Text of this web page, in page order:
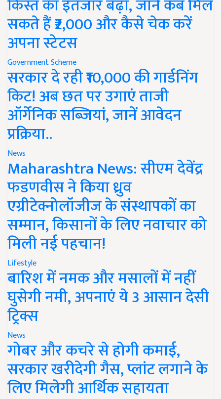
किस्त का इंतजार बढ़ा, जानें कब मिल
सकते हैं ₹2,000 और कैसे चेक करें
अपना स्टेटस
Government Scheme
सरकार दे रही ₹10,000 की गार्डनिंग
किट! अब छत पर उगाएं ताजी
ऑर्गेनिक सब्जियां, जानें आवेदन
प्रक्रिया..
News
Maharashtra News: सीएम देवेंद्र
फडणवीस ने किया ध्रुव
एग्रीटेक्नोलॉजीज के संस्थापकों का
सम्मान, किसानों के लिए नवाचार को
मिली नई पहचान!
Lifestyle
बारिश में नमक और मसालों में नहीं
घुसेगी नमी, अपनाएं ये 3 आसान देसी
ट्रिक्स
News
गोबर और कचरे से होगी कमाई,
सरकार खरीदेगी गैस, प्लांट लगाने के
लिए मिलेगी आर्थिक सहायता